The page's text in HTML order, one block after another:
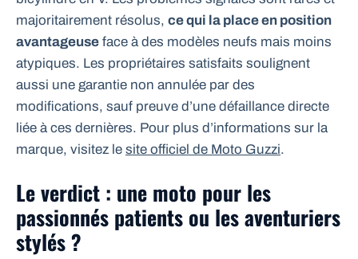
majoritairement résolus, ce qui la place en position
avantageuse face à des modèles neufs mais moins
atypiques. Les propriétaires satisfaits soulignent
aussi une garantie non annulée par des
modifications, sauf preuve d’une défaillance directe
liée à ces dernières. Pour plus d’informations sur la
marque, visitez le site officiel de Moto Guzzi.
Le verdict : une moto pour les
passionnés patients ou les aventuriers
stylés ?